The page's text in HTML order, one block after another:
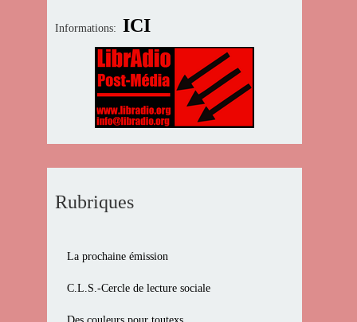
Informations: ICI
Rubriques
La prochaine émission
C.L.S.-Cercle de lecture sociale